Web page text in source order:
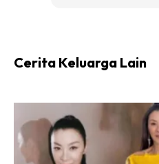
Cerita Keluarga Lain